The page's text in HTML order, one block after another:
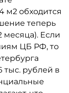
м2 обходится
теперь
месяца). Если
ЦБ РФ, то
тыс. рублей в